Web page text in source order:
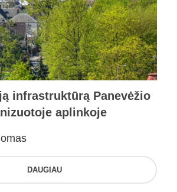
infrastruktūrą Panevėžio
aplinkoje
DAUGIAU